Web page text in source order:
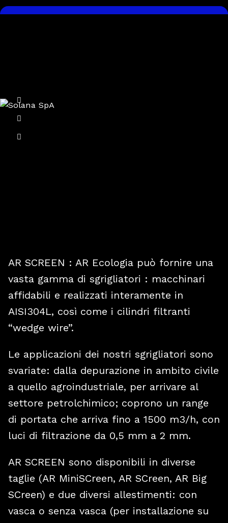
AR SCREEN : AR Ecologia può fornire una
vasta gamma di sgrigliatori : macchinari
affidabili e realizzati interamente in
AISI304L, così come i cilindri filtranti
“wedge wire”.
Le applicazioni dei nostri sgrigliatori sono
svariate: dalla depurazione in ambito civile
a quello agroindustriale, per arrivare al
settore petrolchimico; coprono un range
di portata che arriva fino a 1500 m3/h, con
luci di filtrazione da 0,5 mm a 2 mm.
AR SCREEN sono disponibili in diverse
taglie (AR MiniSCreen, AR SCreen, AR Big
SCreen) e due diversi allestimenti: con
vasca o senza vasca (per installazione su